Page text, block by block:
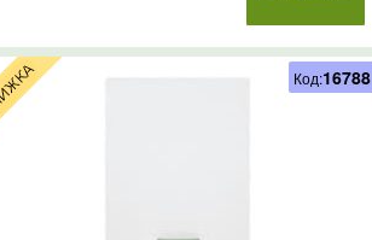
Код:16788